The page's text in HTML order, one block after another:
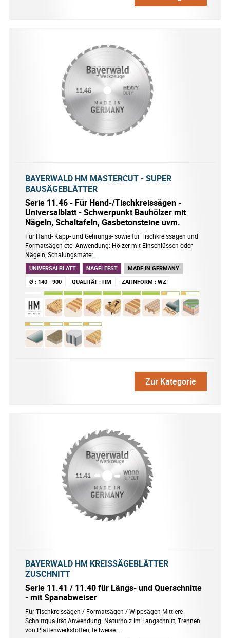
BAYERWALD HM MASTERCUT - SUPER
BAUSÄGEBLÄTTER
Serie 11.46 - Für Hand-/Tischkreissägen -
Universalblatt - Schwerpunkt Bauhölzer mit
Nägeln, Schaltafeln, Gasbetonsteine uvm.
Für Hand- Kapp- und Gehrungs- sowie für Tischkreissägen und
Formatsägen etc. Anwendung: Hölzer mit Einschlüssen oder
Nägeln, Schalungsmater...
UNIVERSALBLATT NAGELFEST
MADE IN GERMANY
Ø : 140 - 900 QUALITÄT : HM ZAHNFORM : WZ
Zur Kategorie
BAYERWALD HM KREISSÄGEBLÄTTER
ZUSCHNITT
Serie 11.41 / 11.40 für Längs- und Querschnitte
- mit Spanabweiser
Für Tischkreissägen / Formatsägen / Wippsägen Mittlere
Schnittqualität Anwendung: Naturholz im Langschnitt, Trennen
von Plattenwerkstoffen, teilweise ...